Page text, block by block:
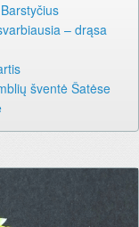
– drąsa
šventė Šatėse